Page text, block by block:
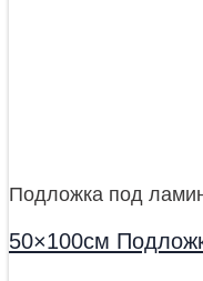
Подложка под
50×100см